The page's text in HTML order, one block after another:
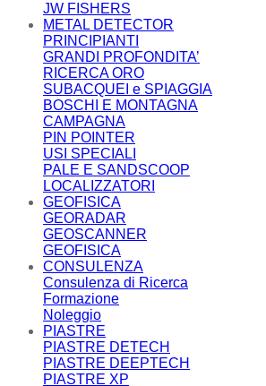
JW FISHERS
METAL DETECTOR
PRINCIPIANTI
GRANDI PROFONDITA’
RICERCA ORO
SUBACQUEI e SPIAGGIA
BOSCHI E MONTAGNA
CAMPAGNA
PIN POINTER
USI SPECIALI
PALE E SANDSCOOP
LOCALIZZATORI
GEOFISICA
GEORADAR
GEOSCANNER
GEOFISICA
CONSULENZA
Consulenza di Ricerca
Formazione
Noleggio
PIASTRE
PIASTRE DETECH
PIASTRE DEEPTECH
PIASTRE XP